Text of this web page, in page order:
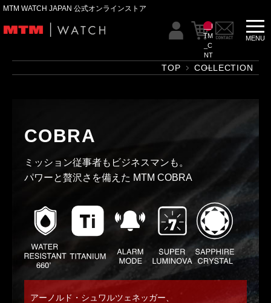
MTM WATCH JAPAN 公式オンラインストア
__I
TM
_C
NT
__
TOP COLLECTION
COBRA
ミッション従事者もビジネスマンも。
パワーと贅沢さを備えた MTM COBRA
アーノルド・シュワルツェネッガー、